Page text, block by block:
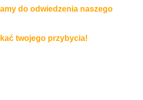
do odwiedzenia naszego
twojego przybycia!